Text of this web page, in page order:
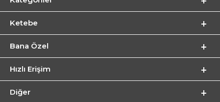
Ketebe
Bana Özel
Hızlı Erişim
Diğer